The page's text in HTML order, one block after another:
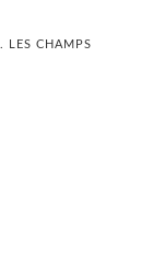
LES CHAMPS